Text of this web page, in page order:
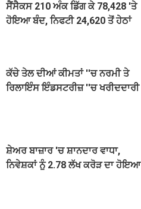
ਸੈਂਸੈਕਸ 210 ਅੰਕ ਡਿੱਗ ਕੇ 78,428 'ਤੇ
ਹੋਇਆ ਬੰਦ, ਨਿਫਟੀ 24,620 ਤੋਂ ਹੇਠਾਂ
ਕੱਚੇ ਤੇਲ ਦੀਆਂ ਕੀਮਤਾਂ ''ਚ ਨਰਮੀ ਤੇ
ਰਿਲਾਇੰਸ ਇੰਡਸਟਰੀਜ਼ ''ਚ ਖਰੀਦਦਾਰੀ
ਸ਼ੇਅਰ ਬਾਜ਼ਾਰ 'ਚ ਸ਼ਾਨਦਾਰ ਵਾਧਾ,
ਨਿਵੇਸ਼ਕਾਂ ਨੂੰ 2.78 ਲੱਖ ਕਰੋੜ ਦਾ ਹੋਇਆ